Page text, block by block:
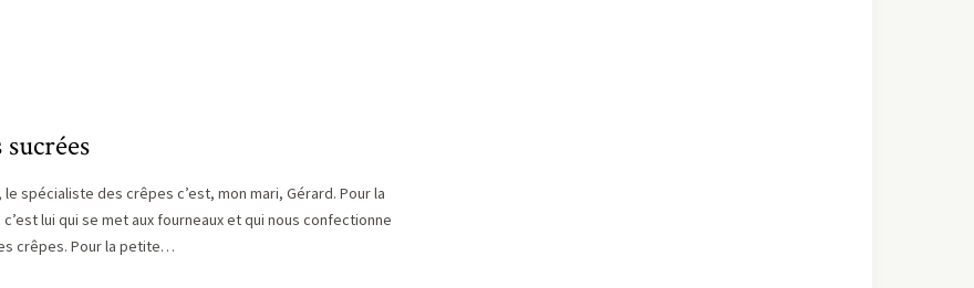
le spécialiste des crêpes c’est, mon mari, Gérard. Pour la
lui qui se met aux fourneaux et qui nous confectionne
crêpes. Pour la petite…